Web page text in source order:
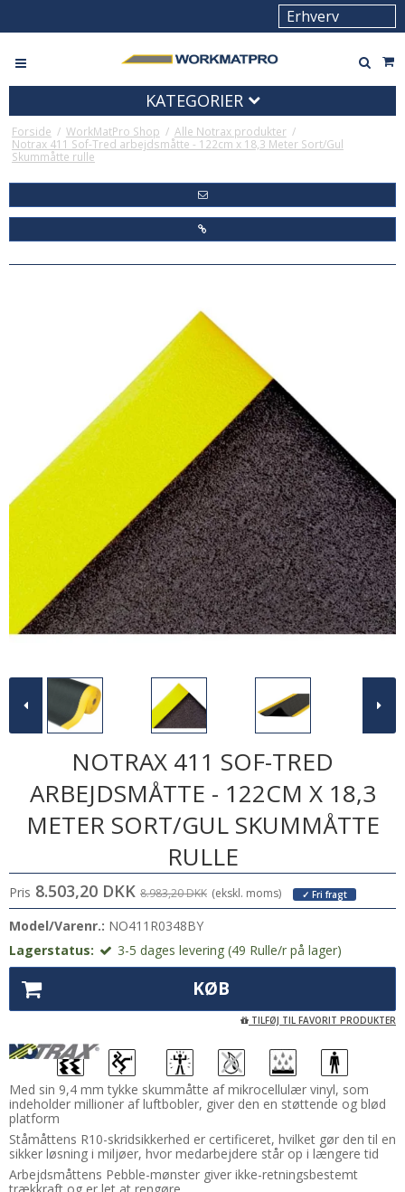
KATEGORIER
Forside / WorkMatPro Shop / Alle Notrax produkter /
Notrax 411 Sof-Tred arbejdsmåtte - 122cm x 18,3 Meter Sort/Gul
Skummåtte rulle
NOTRAX 411 SOF-TRED
ARBEJDSMÅTTE - 122CM X 18,3
METER SORT/GUL SKUMMÅTTE
RULLE
Pris 8.503,20 DKK 8.983,20 DKK (ekskl. moms) ✓ Fri fragt
Model/Varenr.: NO411R0348BY
Lagerstatus:
3-5 dages levering (49 Rulle/r på lager)
KØB
TILFØJ TIL FAVORIT PRODUKTER
Med sin 9,4 mm tykke skummåtte af mikrocellulær vinyl, som
indeholder millioner af luftbobler, giver den en støttende og blød
platform
Ståmåttens R10-skridsikkerhed er certificeret, hvilket gør den til en
sikker løsning i miljøer, hvor medarbejdere står op i længere tid
Arbejdsmåttens Pebble-mønster giver ikke-retningsbestemt